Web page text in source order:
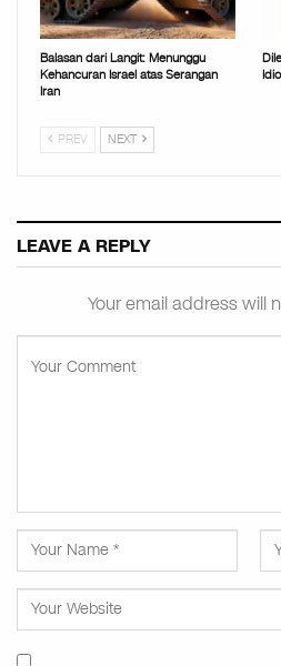
Balasan dari Langit: Menunggu
Kehancuran Israel atas Serangan
Iran
PREV NEXT
LEAVE A REPLY
Your email address will